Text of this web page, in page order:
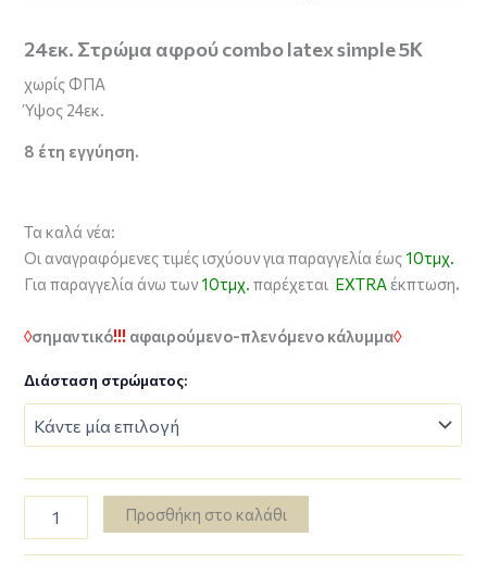
24εκ. Στρώμα αφρού combo latex simple 5Κ
χωρίς ΦΠΑ
Ύψος 24εκ.
8 έτη εγγύηση.
Τα καλά νέα:
Οι αναγραφόμενες τιμές ισχύουν για παραγγελία έως 10τμχ.
Για παραγγελία άνω των10τμχ.παρέχεται EXTRA έκπτωση.
◊σημαντικό!!! αφαιρούμενο-πλενόμενο κάλυμμα◊
Διάσταση στρώματος:
Προσθήκη στο καλάθι